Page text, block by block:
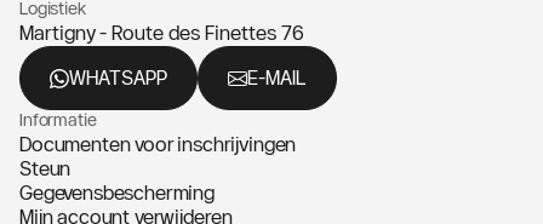
Logistiek
Martigny - Route des Finettes 76
WHATSAPP E-MAIL
Informatie
Documenten voor inschrijvingen
Steun
Gegevensbescherming
Mijn account verwijderen